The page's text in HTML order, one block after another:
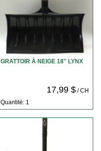
GRATTOIR À NEIGE 18'' LYNX
17,99 $/ CH
Quantité: 1